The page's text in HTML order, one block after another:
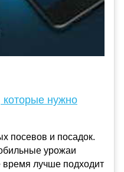
нужно
посевов и посадок.
урожаи
время лучше подходит